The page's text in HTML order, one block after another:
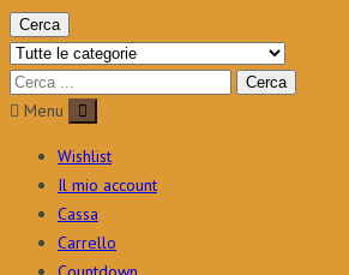
Cerca
Menu
Wishlist
Il mio account
Cassa
Carrello